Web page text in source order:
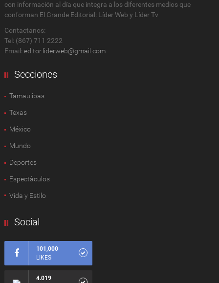
con información al día que integra a los diferentes medios que
conforman El Grande Editorial: Líder Web y Líder Tv
Contactanos:
Tel: (867) 711 2222
Email: editor.liderweb@gmail.com
Secciones
Tamaulipas
Texas
México
Mundo
Deportes
Espectàculos
Vida y Estilo
Social
101,000
LIKES
4.019